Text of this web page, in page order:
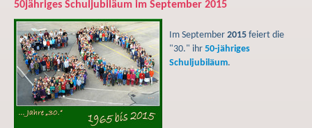
50jähriges Schuljubiläum im September 2015
Im September 2015 feiert die
"30." ihr 50-jähriges
Schuljubiläum.